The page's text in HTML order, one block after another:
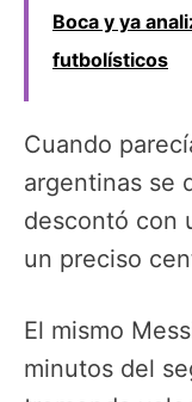
Boca y ya
futbolísticos
Cuando
argentinas se
descontó con
un preciso
El mismo
minutos del